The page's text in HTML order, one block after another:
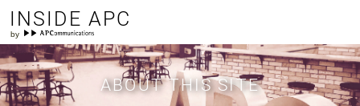
INSIDE APC
ABOUT THIS SITE